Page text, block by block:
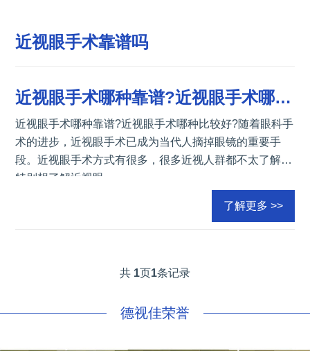
近视眼手术靠谱吗
近视眼手术哪种靠谱?近视眼手术哪种比较好?
近视眼手术哪种靠谱?近视眼手术哪种比较好?随着眼科手
术的进步，近视眼手术已成为当代人摘掉眼镜的重要手
段。近视眼手术方式有很多，很多近视人群都不太了解，
特别想了解近视眼
了解更多 >>
共 1页1条记录
德视佳荣誉